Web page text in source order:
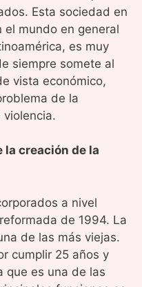
Esta sociedad en
el mundo en general
es muy
siempre somete al
vista económico,
de la
la creación de la
a nivel
de 1994. La
de las más viejas.
cumplir 25 años y
que es una de las